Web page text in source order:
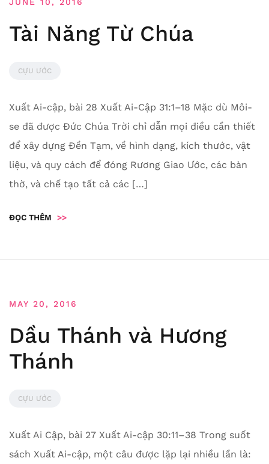
Tài Năng Từ Chúa
CỰU ƯỚC
Xuất Ai-cập, bài 28 Xuất Ai-Cập 31:1–18 Mặc dù Môi-
se đã được Đức Chúa Trời chỉ dẫn mọi điều cần thiết
để xây dựng Đền Tạm, về hình dạng, kích thước, vật
liệu, và quy cách để đóng Rương Giao Ước, các bàn
thờ, và chế tạo tất cả các […]
ĐỌC THÊM >>
MAY 20, 2016
Dầu Thánh và Hương
Thánh
CỰU ƯỚC
Xuất Ai Cập, bài 27 Xuất Ai-cập 30:11–38 Trong suốt
sách Xuất Ai-cập, một câu được lặp lại nhiều lần là: